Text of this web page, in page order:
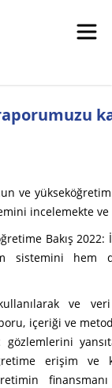
ve
incelemekte
Bakış
sistemini hem
ve
içeriği ve
erişim ve